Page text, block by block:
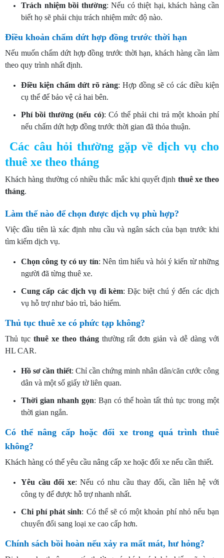
Trách nhiệm bồi thường: Nếu có thiệt hại, khách hàng cần
biết họ sẽ phải chịu trách nhiệm mức độ nào.
Điều khoản chấm dứt hợp đồng trước thời hạn
Nếu muốn chấm dứt hợp đồng trước thời hạn, khách hàng cần làm
theo quy trình nhất định.
Điều kiện chấm dứt rõ ràng: Hợp đồng sẽ có các điều kiện
cụ thể để bảo vệ cả hai bên.
Phí bồi thường (nếu có): Có thể phải chi trả một khoản phí
nếu chấm dứt hợp đồng trước thời gian đã thỏa thuận.
Các câu hỏi thường gặp về dịch vụ cho
thuê xe theo tháng
Khách hàng thường có nhiều thắc mắc khi quyết định thuê xe theo
tháng.
Làm thế nào để chọn được dịch vụ phù hợp?
Việc đầu tiên là xác định nhu cầu và ngân sách của bạn trước khi
tìm kiếm dịch vụ.
Chọn công ty có uy tín: Nên tìm hiểu và hỏi ý kiến từ những
người đã từng thuê xe.
Cung cấp các dịch vụ đi kèm: Đặc biệt chú ý đến các dịch
vụ hỗ trợ như bảo trì, bảo hiểm.
Thủ tục thuê xe có phức tạp không?
Thủ tục thuê xe theo thángthường rất đơn giản và dễ dàng với
HL CAR.
Hồ sơ cần thiết: Chỉ cần chứng minh nhân dân/căn cước công
dân và một số giấy tờ liên quan.
Thời gian nhanh gọn: Bạn có thể hoàn tất thủ tục trong một
thời gian ngắn.
Có thể nâng cấp hoặc đổi xe trong quá trình thuê
không?
Khách hàng có thể yêu cầu nâng cấp xe hoặc đổi xe nếu cần thiết.
Yêu cầu đổi xe: Nếu có nhu cầu thay đổi, cần liên hệ với
công ty để được hỗ trợ nhanh nhất.
Chi phí phát sinh: Có thể sẽ có một khoản phí nhỏ nếu bạn
chuyển đổi sang loại xe cao cấp hơn.
Chính sách bồi hoàn nếu xảy ra mất mát, hư hỏng?